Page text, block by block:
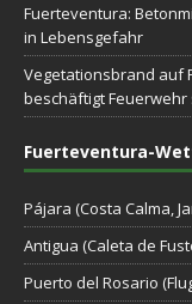
Fuerteventura:
in Lebensgefahr
Vegetationsbrand auf
beschäftigt
Fuerteventura-
Pájara (Costa Calma,
Antigua (Caleta de
Puerto del Rosario